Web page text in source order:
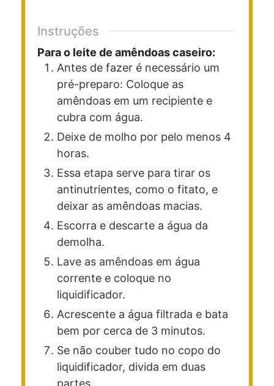
Instruções
Para o leite de amêndoas caseiro:
Antes de fazer é necessário um
pré-preparo: Coloque as
amêndoas em um recipiente e
cubra com água.
Deixe de molho por pelo menos 4
horas.
Essa etapa serve para tirar os
antinutrientes, como o fitato, e
deixar as amêndoas macias.
Escorra e descarte a água da
demolha.
Lave as amêndoas em água
corrente e coloque no
liquidificador.
Acrescente a água filtrada e bata
bem por cerca de 3 minutos.
Se não couber tudo no copo do
liquidificador, divida em duas
partes.